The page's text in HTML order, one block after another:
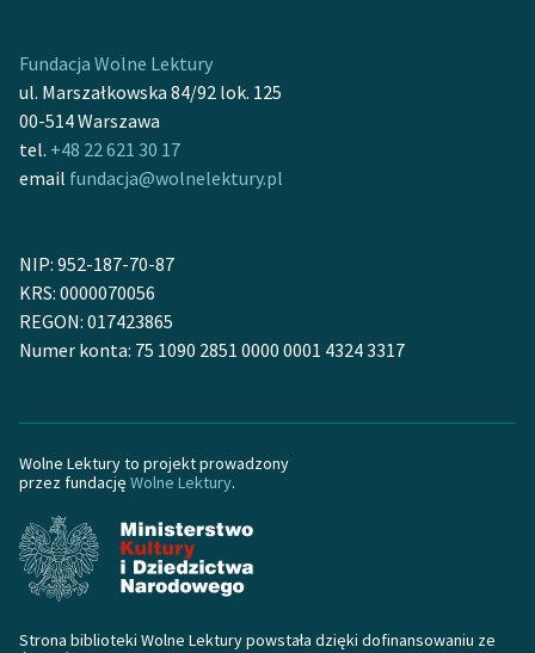
Zespół
Zasady wykorzystania
Wolnych Lektur
Materiały promocyjne
Polityka prywatności
sprawozdania finansowe
Regulamin darowizn
Informacja o treściach
wrażliwych
Deklaracja dostępności
Fundacja Wolne Lektury
ul. Marszałkowska 84/92 lok. 125
00-514 Warszawa
tel. +48 22 621 30 17
email fundacja@wolnelektury.pl
NIP: 952-187-70-87
KRS: 0000070056
REGON: 017423865
Numer konta: 75 1090 2851 0000 0001 4324 3317
Wolne Lektury to projekt prowadzony
przez fundację Wolne Lektury.
Strona biblioteki Wolne Lektury powstała dzięki dofinansowaniu ze